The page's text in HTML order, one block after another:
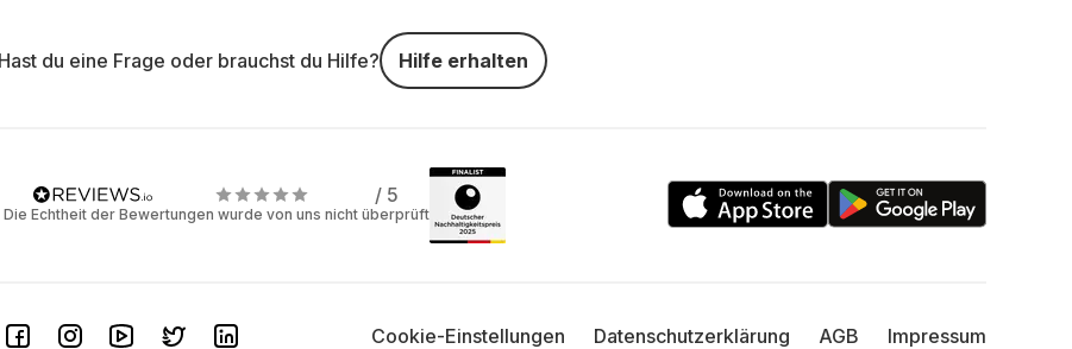
Hast du eine Frage oder brauchst du Hilfe? Hilfe erhalten
/ 5
Die Echtheit der Bewertungen wurde von uns nicht überprüft
Cookie-Einstellungen Datenschutzerklärung AGB Impressum